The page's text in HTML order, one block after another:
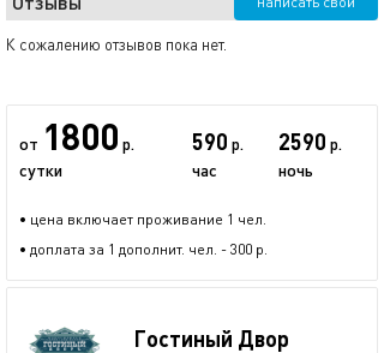
К сожалению отзывов пока нет.
от 1800 р.
сутки
590 р.
час
2590 р.
ночь
• цена включает проживание 1 чел.
• доплата за 1 дополнит. чел. - 300 р.
Гостиный Двор